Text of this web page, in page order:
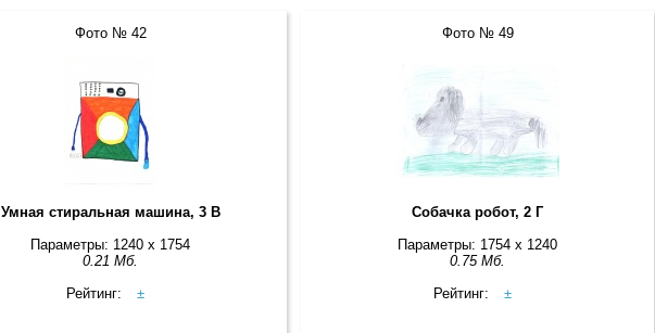
Фото № 42
Умная стиральная машина, 3 В
Параметры: 1240 x 1754
0.21 Мб.
Рейтинг:
±
Фото № 49
Собачка робот, 2 Г
Параметры: 1754 x 1240
0.75 Мб.
Рейтинг:
±